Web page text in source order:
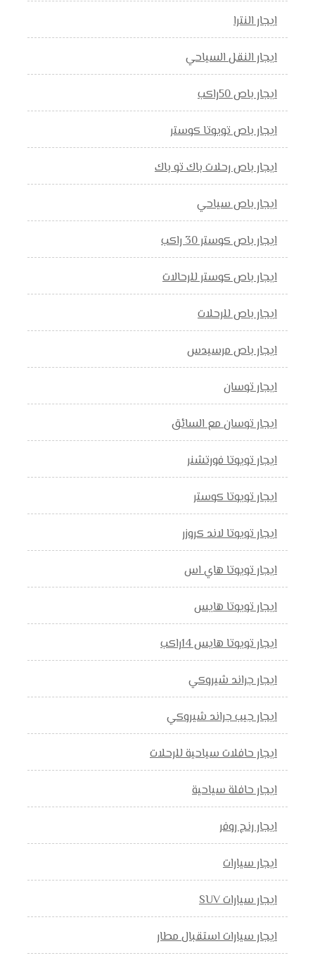
ايجار النترا
ايجار النقل السياحي
ايجار باص 50راكب
ايجار باص تويوتا كوستر
ايجار باص رحلات باك تو باك
ايجار باص سياحي
ايجار باص كوستر 30 راكب
ايجار باص كوستر للرحالات
ايجار باص للرحلات
ايجار باص مرسيدس
ايجار توسان
ايجار توسان مع السائق
ايجار تويوتا فورتشنر
ايجار تويوتا كوستر
ايجار تويوتا لاند كروزر
ايجار تويوتا هاي اس
ايجار تويوتا هايس
ايجار تويوتا هايس 14راكب
ايجار جراند شيروكي
ايجار جيب جراند شيروكي
ايجار حافلات سياحية للرحلات
ايجار حافلة سياحية
ايجار رنج روفر
ايجار سيارات
ايجار سيارات SUV
ايجار سيارات استقبال مطار